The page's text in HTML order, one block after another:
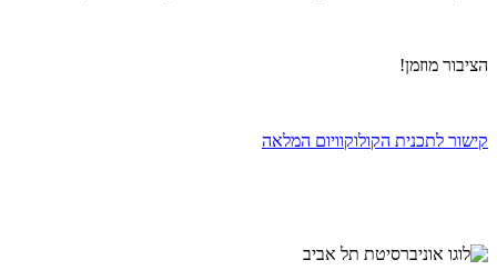
הציבור מוזמן!
קישור לתכנית הקולוקוויום המלאה